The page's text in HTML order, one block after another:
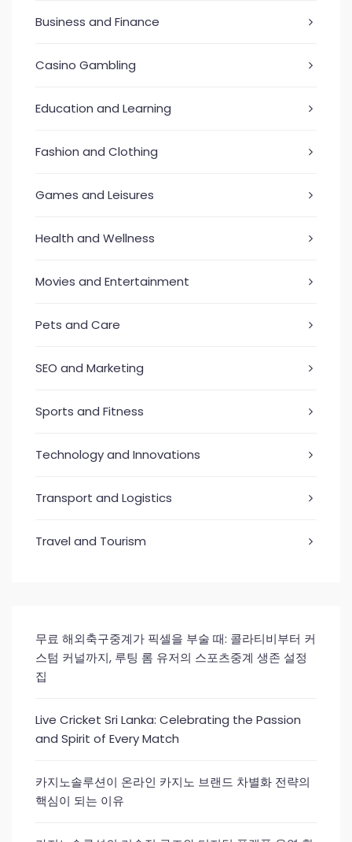
Business and Finance
Casino Gambling
Education and Learning
Fashion and Clothing
Games and Leisures
Health and Wellness
Movies and Entertainment
Pets and Care
SEO and Marketing
Sports and Fitness
Technology and Innovations
Transport and Logistics
Travel and Tourism
무료 해외축구중계가 픽셀을 부술 때: 콜라티비부터 커
스텀 커널까지, 루팅 롬 유저의 스포츠중계 생존 설정
집
Live Cricket Sri Lanka: Celebrating the Passion
and Spirit of Every Match
카지노솔루션이 온라인 카지노 브랜드 차별화 전략의
핵심이 되는 이유